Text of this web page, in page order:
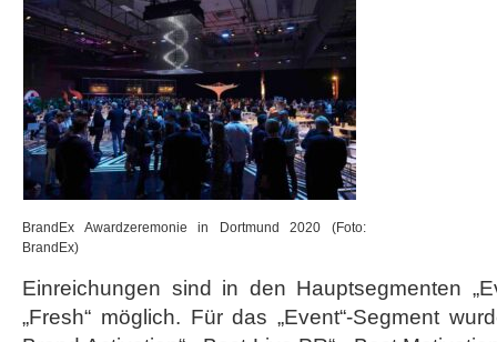
BrandEx Awardzeremonie in Dortmund 2020 (Foto:
BrandEx)
Einreichungen sind in den Hauptsegmenten
„Fresh“ möglich. Für das „Event“-Segment